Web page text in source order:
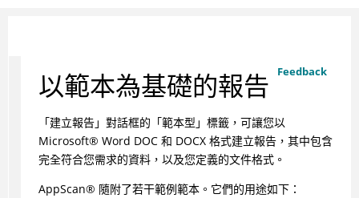
Feedback
以範本為基礎的報告
「建立報告」對話框的「範本型」標籤，可讓您以
Microsoft® Word DOC 和 DOCX 格式建立報告，其中包含
完全符合您需求的資料，以及您定義的文件格式。
AppScan® 隨附了若干範例範本。它們的用途如下：